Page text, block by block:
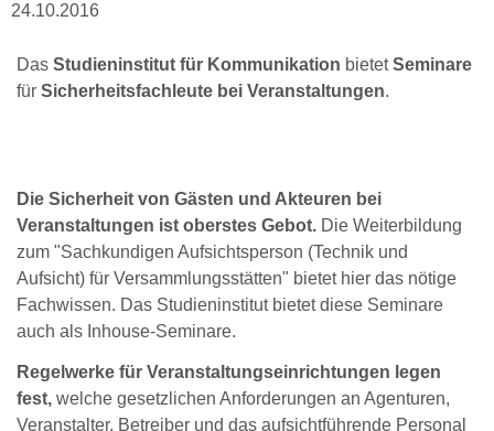
24.10.2016
Das Studieninstitut für Kommunikation bietetSeminare
für Sicherheitsfachleute bei Veranstaltungen.
Die Sicherheit von Gästen und Akteuren bei
Veranstaltungen ist oberstes Gebot. Die Weiterbildung
zum "Sachkundigen Aufsichtsperson (Technik und
Aufsicht) für Versammlungsstätten" bietet hier das nötige
Fachwissen. Das Studieninstitut bietet diese Seminare
auch als Inhouse-Seminare.
Regelwerke für Veranstaltungseinrichtungen legen
fest, welche gesetzlichen Anforderungen an Agenturen,
Veranstalter, Betreiber und das aufsichtführende Personal